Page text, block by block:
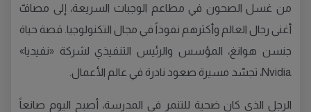
من غسل الصحون في مطاعم الوجبات السريعة، إلى مصافّ
أغنى رجال العالم وأكثرهم نفوذاً في مجال التكنولوجيا. قصة حياة
جنسن هوانغ، المؤسس والرئيس التنفيذي لشركة «نفيديا»
Nvidia، تجسّد مسيرة صعود نادرة في عالم الأعمال.
الرجل الذي كان ضحية للتنمر في المدرسة، أصبح اليوم صانعاً